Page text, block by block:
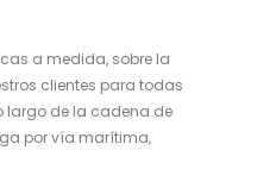
a medida, sobre la
clientes para todas
largo de la cadena de
por vía marítima,